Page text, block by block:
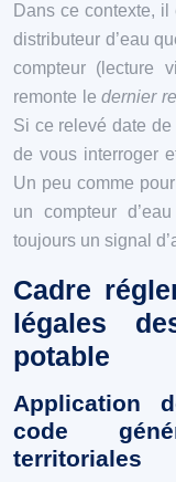
Dans ce contexte,
distributeur d’eau
compteur (lecture
remonte ledernier
Si ce relevé date
de vous interroger
Un peu comme
un compteur
toujours un signal
Cadre
légales
potable
Application
code
territoriales